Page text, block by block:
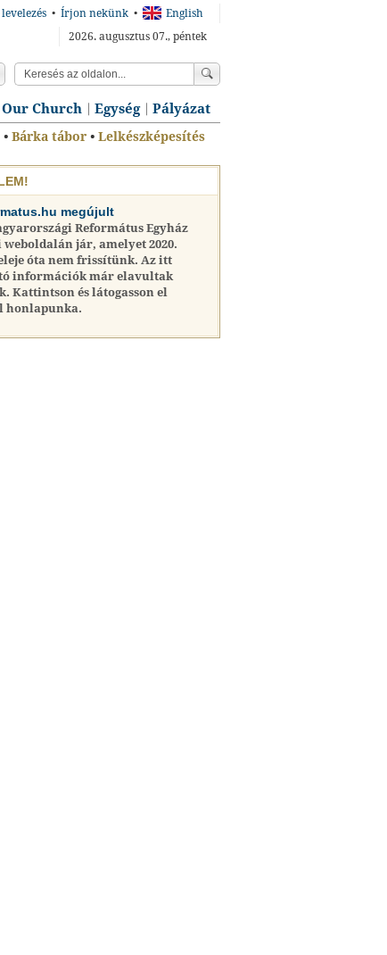
• Írjon nekünk •
English
2026. augusztus 07., péntek
Our Church Egység Pályázat
• Bárka tábor • Lelkészképesítés
megújult
Református Egyház
jár, amelyet 2020.
óta nem frissítünk. Az itt
információk már elavultak
Kattintson és látogasson el
honlapunka.